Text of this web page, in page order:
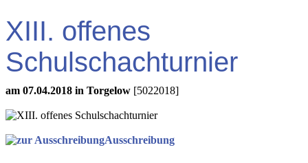
XIII. offenes
Schulschachturnier
am 07.04.2018 in Torgelow [5022018]
Ausschreibung